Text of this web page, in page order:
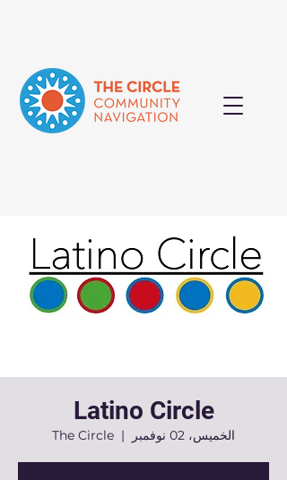
Latino Circle
الخميس، 02 نوفمبر
  |
The Circle